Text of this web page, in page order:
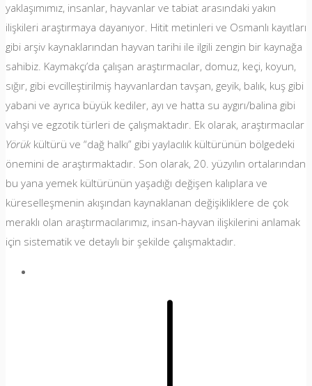
yaklaşımımız, insanlar, hayvanlar ve tabiat arasındaki yakın
ilişkileri araştırmaya dayanıyor. Hitit metinleri ve Osmanlı kayıtları
gibi arşiv kaynaklarından hayvan tarihi ile ilgili zengin bir kaynağa
sahibiz. Kaymakçı’da çalışan araştırmacılar, domuz, keçi, koyun,
sığır, gibi evcilleştirilmiş hayvanlardan tavşan, geyik, balık, kuş gibi
yabani ve ayrıca büyük kediler, ayı ve hatta su aygırı/balina gibi
vahşi ve egzotik türleri de çalışmaktadır. Ek olarak, araştırmacılar
Yörük kültürü ve “dağ halkı” gibi yaylacılık kültürünün bölgedeki
önemini de araştırmaktadır. Son olarak, 20. yüzyılın ortalarından
bu yana yemek kültürünün yaşadığı değişen kalıplara ve
küreselleşmenin akışından kaynaklanan değişikliklere de çok
meraklı olan araştırmacılarımız, insan-hayvan ilişkilerini anlamak
için sistematik ve detaylı bir şekilde çalışmaktadır.